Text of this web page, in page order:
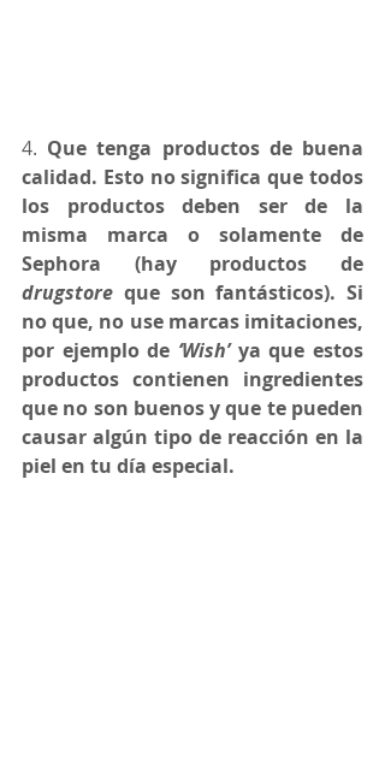
4. Que tenga productos de buena
calidad. Esto no significa que todos
los productos deben ser de la
misma marca o solamente de
drugstore que son fantásticos). Si
no que, no use marcas imitaciones,
por ejemplo de ‘Wish’ ya que estos
productos contienen ingredientes
que no son buenos y que te pueden
causar algún tipo de reacción en la
piel en tu día especial.